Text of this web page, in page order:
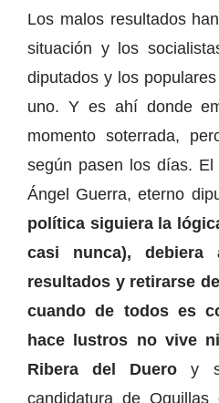
Los malos resultados
situación y los
diputados y los
uno. Y es ahí donde
momento soterrada,
según pasen los días. El
Ángel Guerra, eterno
política siguiera la
casi nunca), debiera
resultados y retirarse
cuando de todos es
hace lustros no vive
Ribera del Dueroy
candidatura de